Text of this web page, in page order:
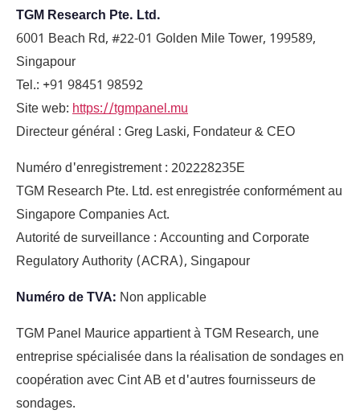
TGM Research Pte. Ltd.
6001 Beach Rd, #22-01 Golden Mile Tower, 199589,
Singapour
Tel.:+91 98451 98592
Site web:https://tgmpanel.mu
Directeur général : Greg Laski, Fondateur & CEO
Numéro d'enregistrement : 202228235E
TGM Research Pte. Ltd. est enregistrée conformément au
Singapore Companies Act.
Autorité de surveillance : Accounting and Corporate
Regulatory Authority (ACRA), Singapour
Numéro de TVA:Non applicable
TGM Panel Maurice appartient à TGM Research, une
entreprise spécialisée dans la réalisation de sondages en
coopération avec Cint AB et d'autres fournisseurs de
sondages.